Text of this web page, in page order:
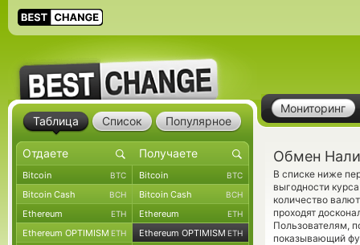
Мониторинг
Обмен
В списке ниже
выгодности
количество
проходят
Пользователям,
показывающий
Таблица Список Популярное
Bitcoin BTC Bitcoin BTC
Bitcoin Cash BCH Bitcoin Cash BCH
Ethereum ETH Ethereum ETH
Ethereum OPTIMISM ETH Ethereum OPTIMISM ETH